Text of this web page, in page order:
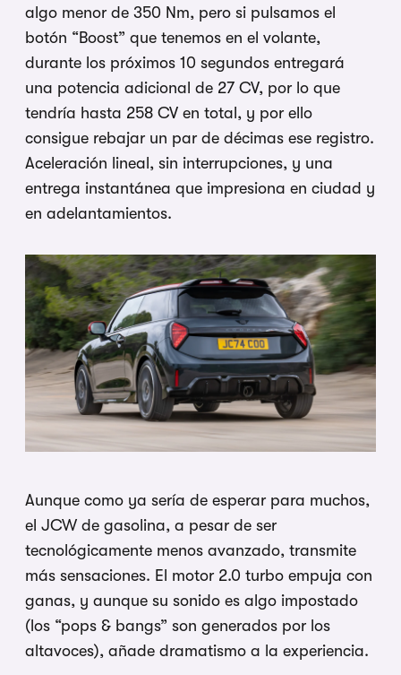
algo menor de 350 Nm, pero si pulsamos el
botón “Boost” que tenemos en el volante,
durante los próximos 10 segundos entregará
una potencia adicional de 27 CV, por lo que
tendría hasta 258 CV en total, y por ello
consigue rebajar un par de décimas ese registro.
Aceleración lineal, sin interrupciones, y una
entrega instantánea que impresiona en ciudad y
en adelantamientos.
Aunque como ya sería de esperar para muchos,
el JCW de gasolina, a pesar de ser
tecnológicamente menos avanzado, transmite
más sensaciones. El motor 2.0 turbo empuja con
ganas, y aunque su sonido es algo impostado
(los “pops & bangs” son generados por los
altavoces), añade dramatismo a la experiencia.